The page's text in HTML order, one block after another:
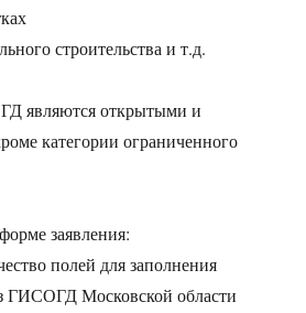
строительства и т.д.
являются открытыми и
категории ограниченного
заявления:
полей для заполнения
ГИСОГД Московской области